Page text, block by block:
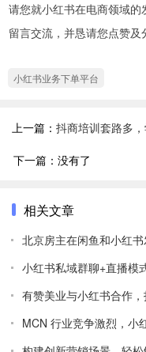
请您就小红书在电商领域
留言交流，并恳请您点赞及
小红书业务下单平台
上一篇： 抖商培训套路多
下一篇：没有了
相关文章